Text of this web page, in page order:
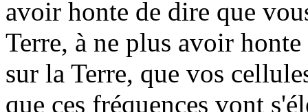
avoir honte de dire que
Terre, à ne plus avoir
sur la Terre, que vos
que ces fréquences vont